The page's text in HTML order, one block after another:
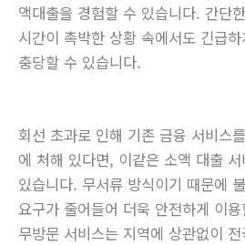
액대출을 경험할 수 있습니다. 간단
시간이 촉박한 상황 속에서도 긴급
충당할 수 있습니다.
회선 초과로 인해 기존 금융 서비스
에 처해 있다면, 이같은 소액 대출
있습니다. 무서류 방식이기 때문에
요구가 줄어들어 더욱 안전하게 이
무방문 서비스는 지역에 상관없이